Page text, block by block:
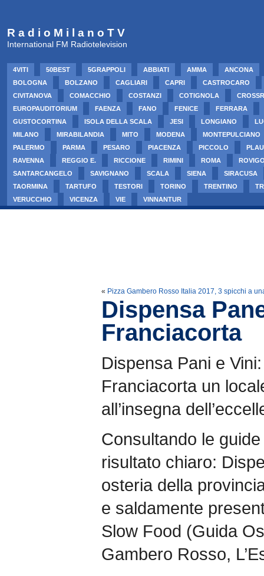
R a d i o M i l a n o T V
International FM Radiotelevision
4VITI 50BEST 5GRAPPOLI ABBIATI AMMA
ANCONA
BOLOGNA
BOLZANO CAGLIARI CAPRI
CASTROCARO
CIVITANOVA
COMACCHIO COSTANZI COTIGNOLA
EUROPAUDITORIUM
FAENZA FANO FENICE
FERRARA
GUSTOCORTINA
ISOLA DELLA SCALA JESI LONGIANO
MILANO
MIRABILANDIA MITO MODENA
MONTEPULCIANO
PALERMO
PARMA PESARO PIACENZA PICCOLO
RAVENNA
REGGIO E. RICCIONE RIMINI ROMA
SANTARCANGELO
SAVIGNANO SCALA SIENA
SIRACUSA
TAORMINA
TARTUFO TESTORI TORINO TRENTINO
VERUCCHIO
VICENZA VIE VINNANTUR
« Pizza Gambero Rosso Italia 2017, 3 spicchi a
Dispensa
Franciacorta
Dispensa Pani e
Franciacorta un
all’insegna
Consultando le
risultato chiaro:
osteria della
e saldamente
Slow Food (Guida
Gambero Rosso,